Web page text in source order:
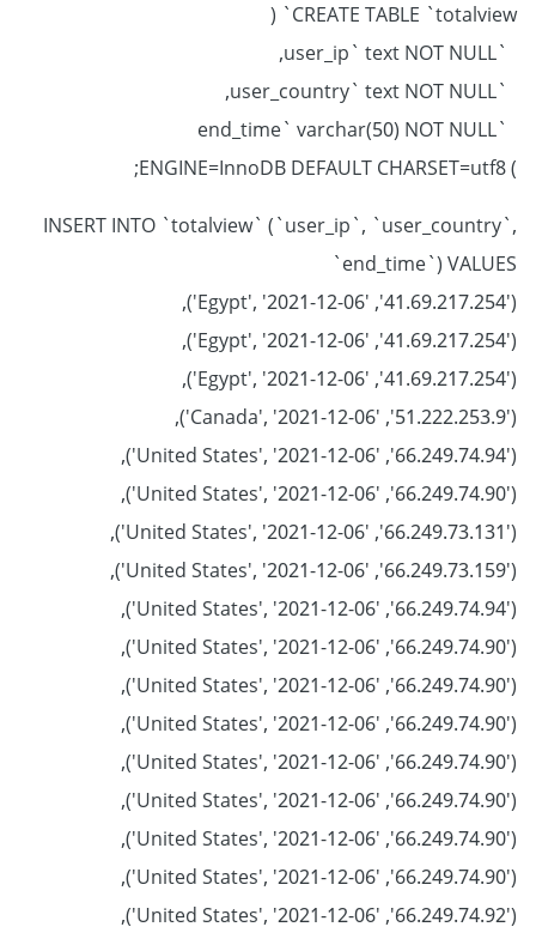
CREATE TABLE `totalview` (
`user_ip` text NOT NULL,
`user_country` text NOT NULL,
`end_time` varchar(50) NOT NULL
) ENGINE=InnoDB DEFAULT CHARSET=utf8;
INSERT INTO `totalview` (`user_ip`, `user_country`,
`end_time`) VALUES
('41.69.217.254', 'Egypt', '2021-12-06'),
('41.69.217.254', 'Egypt', '2021-12-06'),
('41.69.217.254', 'Egypt', '2021-12-06'),
('51.222.253.9', 'Canada', '2021-12-06'),
('66.249.74.94', 'United States', '2021-12-06'),
('66.249.74.90', 'United States', '2021-12-06'),
('66.249.73.131', 'United States', '2021-12-06'),
('66.249.73.159', 'United States', '2021-12-06'),
('66.249.74.94', 'United States', '2021-12-06'),
('66.249.74.90', 'United States', '2021-12-06'),
('66.249.74.90', 'United States', '2021-12-06'),
('66.249.74.90', 'United States', '2021-12-06'),
('66.249.74.90', 'United States', '2021-12-06'),
('66.249.74.90', 'United States', '2021-12-06'),
('66.249.74.90', 'United States', '2021-12-06'),
('66.249.74.90', 'United States', '2021-12-06'),
('66.249.74.92', 'United States', '2021-12-06'),